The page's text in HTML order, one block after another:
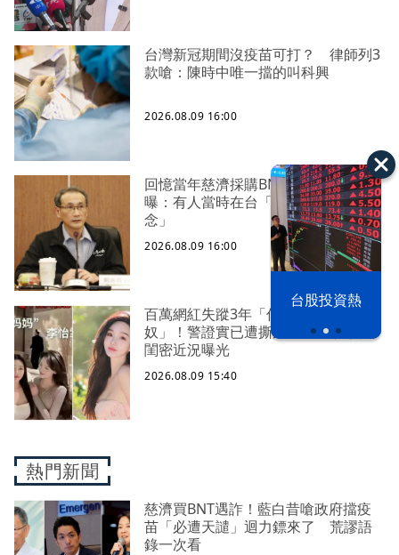
台股投資熱
台灣新冠期間沒疫苗可打？ 律師列3
款嗆：陳時中唯一擋的叫科興
2026.08.09 16:00
回憶當年慈濟採購BNT幕後 鄭運鵬
曝：有人當時在台「洗腦非科學觀
念」
2026.08.09 16:00
百萬網紅失蹤3年「傳淪東南亞富商性
奴」！警證實已遭撕票棄屍 涉案假
閨密近況曝光
2026.08.09 15:40
熱門新聞
慈濟買BNT遇詐！藍白昔嗆政府擋疫
苗「必遭天譴」迴力鏢來了 荒謬語
錄一次看